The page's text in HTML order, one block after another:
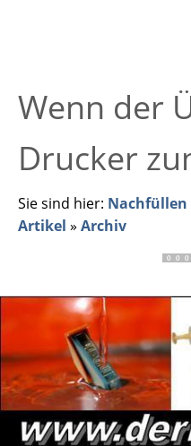
Wenn der
Drucker
Sie sind hier: Nachfüllen
Artikel » Archiv